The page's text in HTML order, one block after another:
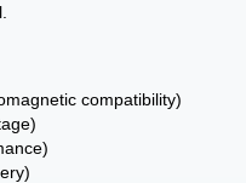
compatibility)